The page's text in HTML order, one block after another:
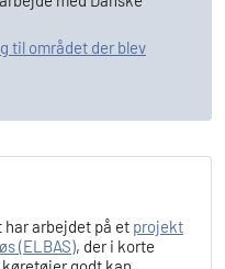
til området der blev
arbejdet på et projekt
(ELBAS), der i korte